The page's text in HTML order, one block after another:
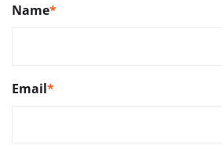
Name*
Email*